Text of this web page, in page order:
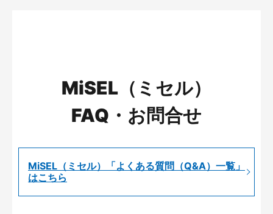
MiSEL（ミセル）
FAQ・お問合せ
MiSEL（ミセル）「よくある質問（Q&A）一覧」
はこちら